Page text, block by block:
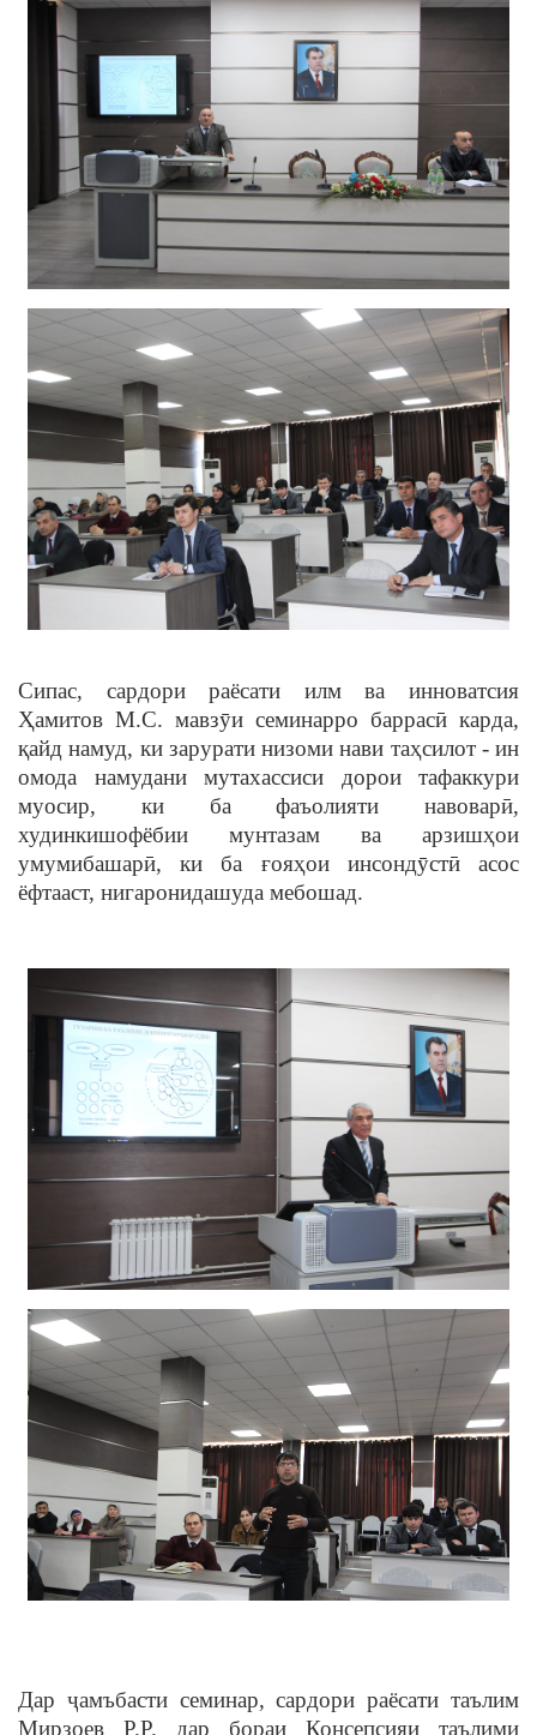
Сипас, сардори раёсати илм ва инноватсия
Ҳамитов М.С. мавзӯи семинарро баррасӣ карда,
қайд намуд, ки зарурати низоми нави таҳсилот - ин
омода намудани мутахассиси дорои тафаккури
муосир, ки ба фаъолияти навоварӣ,
худинкишофёбии мунтазам ва арзишҳои
умумибашарӣ, ки ба ғояҳои инсондӯстӣ асос
ёфтааст, нигаронидашуда мебошад.
Дар ҷамъбасти семинар, сардори раёсати таълим
Мирзоев Р.Р. дар бораи Консепсияи таълими